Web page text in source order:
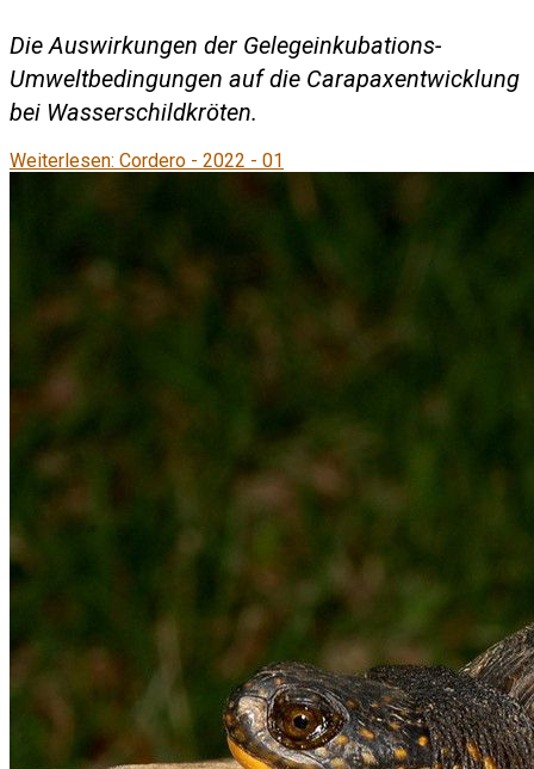
Die Auswirkungen der Gelegeinkubations-
Umweltbedingungen auf die Carapaxentwicklung
bei Wasserschildkröten.
Weiterlesen: Cordero - 2022 - 01